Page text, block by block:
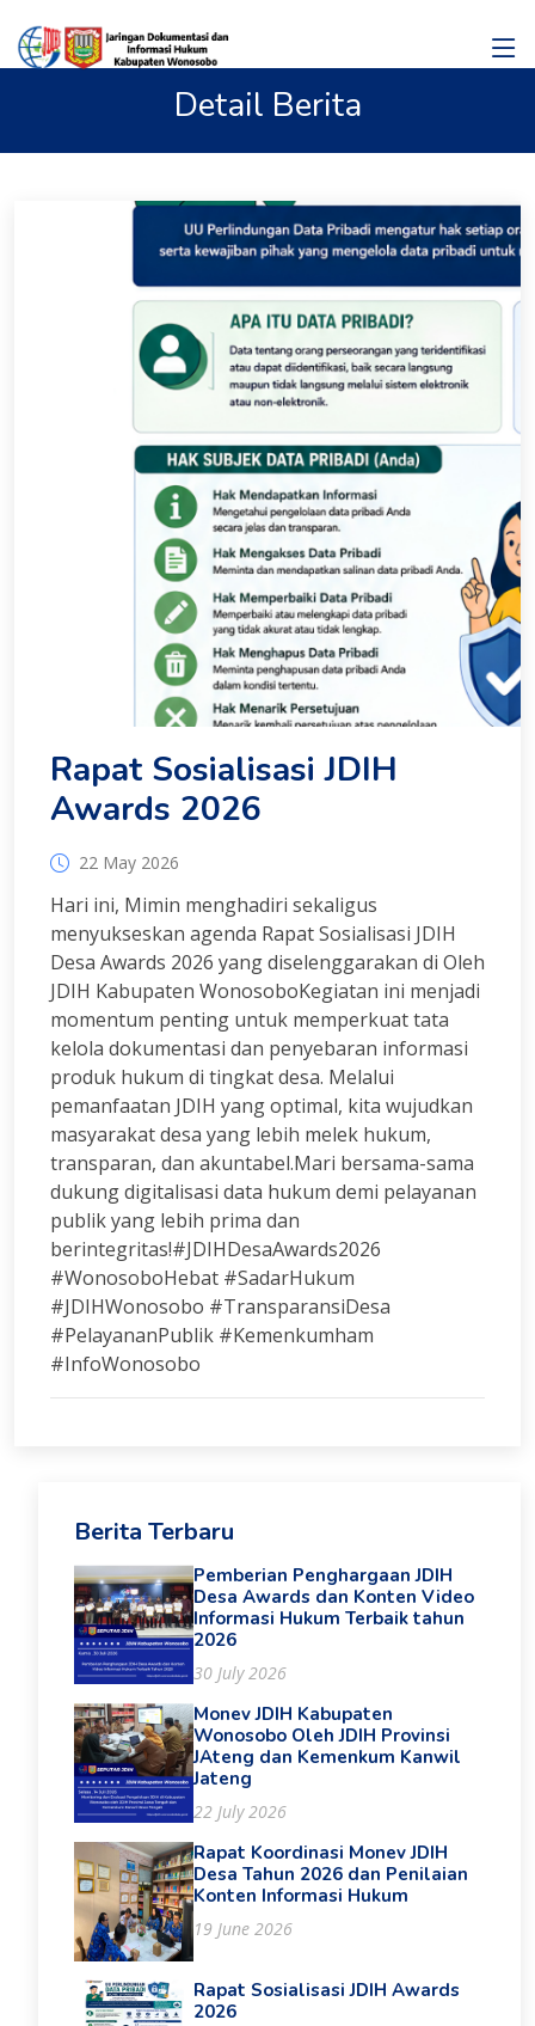
Detail Berita
Rapat Sosialisasi JDIH
Awards 2026
22 May 2026
Hari ini, Mimin menghadiri sekaligus
menyukseskan agenda Rapat Sosialisasi JDIH
Desa Awards 2026 yang diselenggarakan di Oleh
JDIH Kabupaten WonosoboKegiatan ini menjadi
momentum penting untuk memperkuat tata
kelola dokumentasi dan penyebaran informasi
produk hukum di tingkat desa. Melalui
pemanfaatan JDIH yang optimal, kita wujudkan
masyarakat desa yang lebih melek hukum,
transparan, dan akuntabel.Mari bersama-sama
dukung digitalisasi data hukum demi pelayanan
publik yang lebih prima dan
berintegritas!#JDIHDesaAwards2026
#WonosoboHebat #SadarHukum
#JDIHWonosobo #TransparansiDesa
#PelayananPublik #Kemenkumham
#InfoWonosobo
Berita Terbaru
Pemberian Penghargaan JDIH
Desa Awards dan Konten Video
Informasi Hukum Terbaik tahun
2026
30 July 2026
Monev JDIH Kabupaten
Wonosobo Oleh JDIH Provinsi
JAteng dan Kemenkum Kanwil
Jateng
22 July 2026
Rapat Koordinasi Monev JDIH
Desa Tahun 2026 dan Penilaian
Konten Informasi Hukum
19 June 2026
Rapat Sosialisasi JDIH Awards
2026